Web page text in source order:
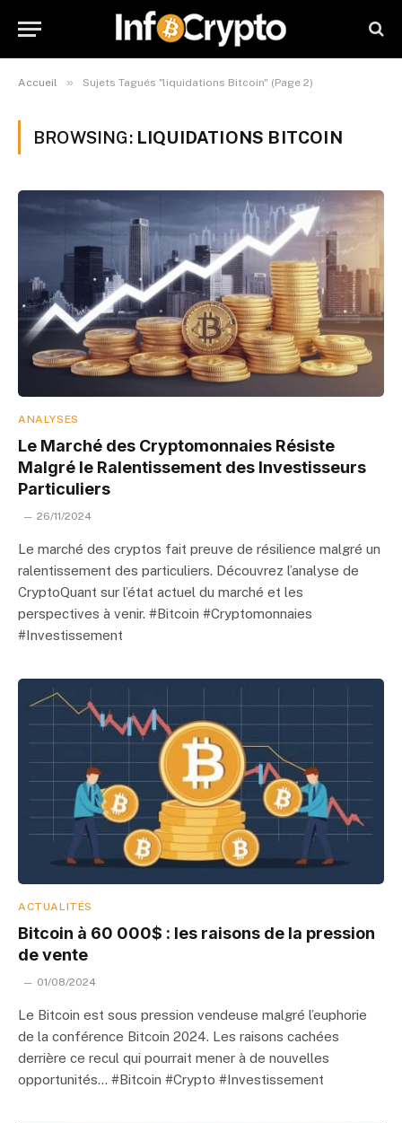
Accueil » Sujets Tagués "liquidations Bitcoin" (Page 2)
BROWSING: LIQUIDATIONS BITCOIN
ANALYSES
Le Marché des Cryptomonnaies Résiste
Malgré le Ralentissement des Investisseurs
Particuliers
26/11/2024
Le marché des cryptos fait preuve de résilience malgré un
ralentissement des particuliers. Découvrez l’analyse de
CryptoQuant sur l’état actuel du marché et les
perspectives à venir. #Bitcoin #Cryptomonnaies
#Investissement
ACTUALITÉS
Bitcoin à 60 000$ : les raisons de la pression
de vente
01/08/2024
Le Bitcoin est sous pression vendeuse malgré l’euphorie
de la conférence Bitcoin 2024. Les raisons cachées
derrière ce recul qui pourrait mener à de nouvelles
opportunités… #Bitcoin #Crypto #Investissement